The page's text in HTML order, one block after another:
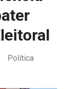
Política